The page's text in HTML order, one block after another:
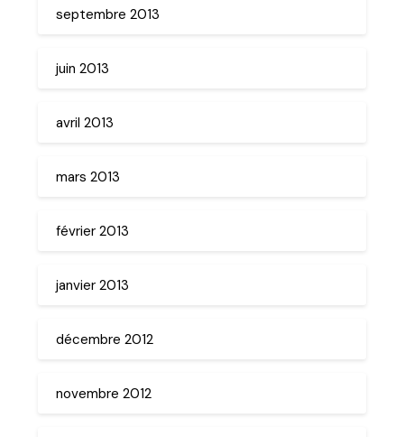
septembre 2013
juin 2013
avril 2013
mars 2013
février 2013
janvier 2013
décembre 2012
novembre 2012